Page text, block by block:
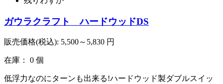
ガウラクラフト ハードウッドDS
販売価格(税込): 5,500～5,830 円
在庫： 0 個
低浮力なのにターンも出来る!ハードウッド製ダブルスイッ